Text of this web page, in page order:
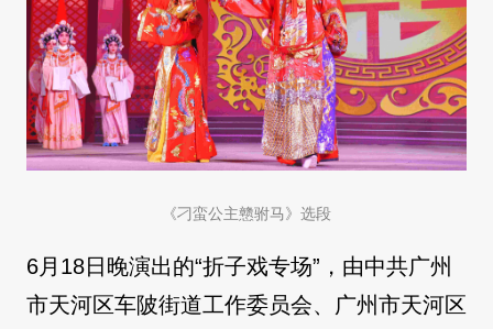
《刁蛮公主戆驸马》选段
6月18日晚演出的“折子戏专场”，由中共广州
市天河区车陂街道工作委员会、广州市天河区